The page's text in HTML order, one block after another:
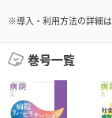
※導入・利用方法の詳細は
巻号一覧